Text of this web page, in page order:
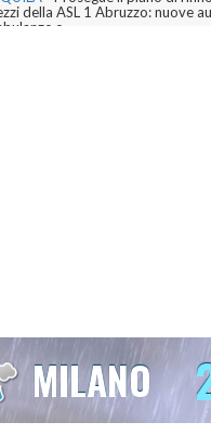
della ASL 1 Abruzzo: nuove
e...
MILANO